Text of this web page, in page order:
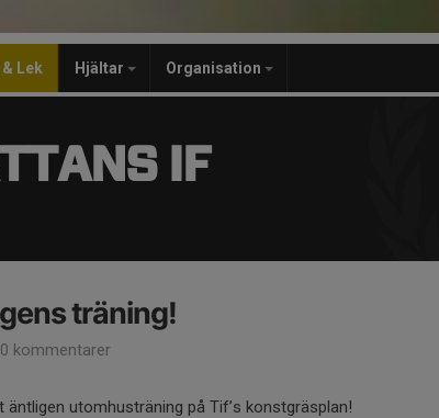
& Lek Hjältar Organisation
IF
träning!
0 kommentarer
äntligen utomhusträning på Tif’s konstgräsplan!